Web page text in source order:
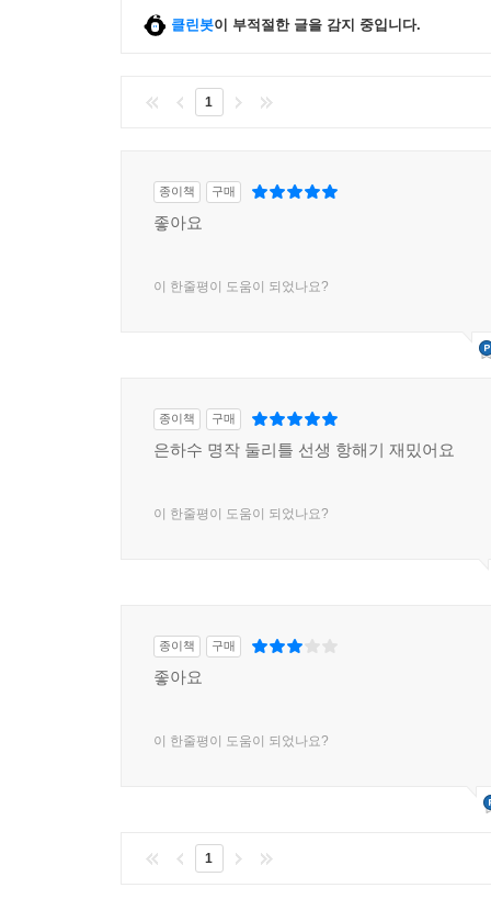
클린봇이 부적절한 글을 감지 중입니다.
1
종이책 구매
좋아요
이 한줄평이 도움이 되었나요?
종이책 구매
은하수 명작 둘리틀 선생 항해기 재밌어요
이 한줄평이 도움이 되었나요?
종이책 구매
좋아요
이 한줄평이 도움이 되었나요?
1